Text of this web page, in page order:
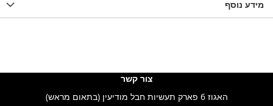
מידע נוסף
צור קשר
האגוז 6 פארק תעשיות חבל מודיעין (בתאום מראש)